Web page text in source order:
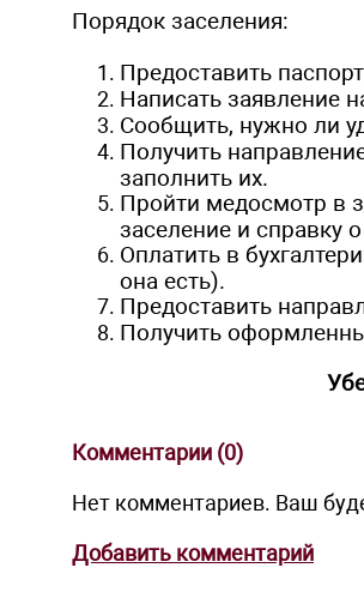
Порядок заселения:
Предоставить
Написать заявление
Сообщить, нужно ли
Получить
заполнить их.
Пройти медосмотр в
заселение и справку
Оплатить в
она есть).
Предоставить
Получить
Комментарии (0)
Нет комментариев. Ваш
Добавить комментарий